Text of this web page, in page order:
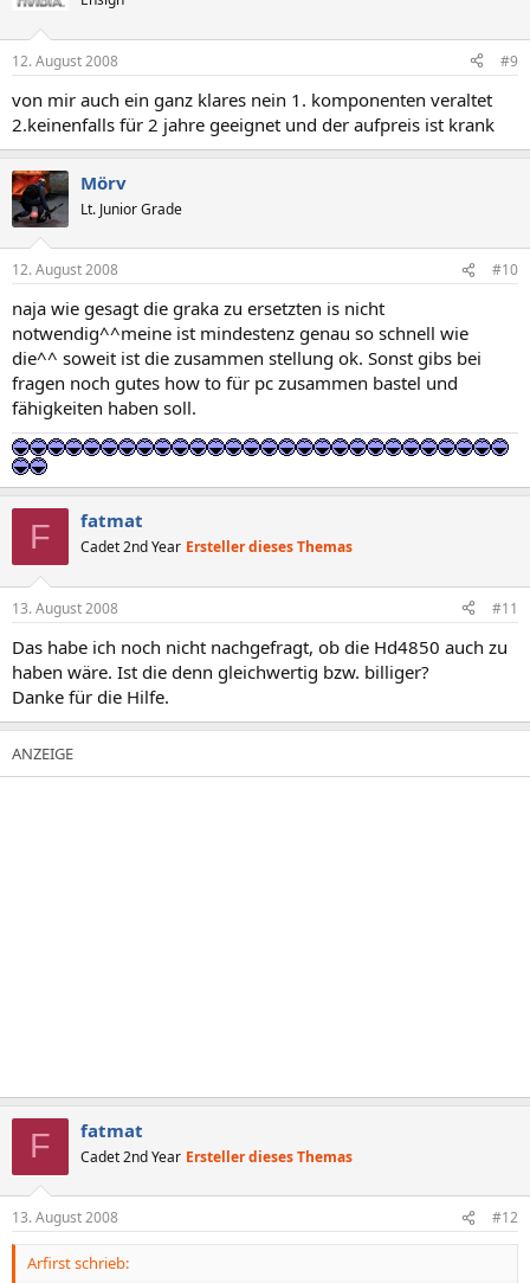
12. August 2008 #9
von mir auch ein ganz klares nein 1. komponenten veraltet
2.keinenfalls für 2 jahre geeignet und der aufpreis ist krank
Mörv
Lt. Junior Grade
12. August 2008 #10
naja wie gesagt die graka zu ersetzten is nicht
notwendig^^meine ist mindestenz genau so schnell wie
die^^ soweit ist die zusammen stellung ok. Sonst gibs bei
fragen noch gutes how to für pc zusammen bastel und
fähigkeiten haben soll.
F fatmat
Cadet 2nd Year Ersteller dieses Themas
13. August 2008 #11
Das habe ich noch nicht nachgefragt, ob die Hd4850 auch zu
haben wäre. Ist die denn gleichwertig bzw. billiger?
Danke für die Hilfe.
F fatmat
Cadet 2nd Year Ersteller dieses Themas
13. August 2008 #12
Arfirst schrieb: